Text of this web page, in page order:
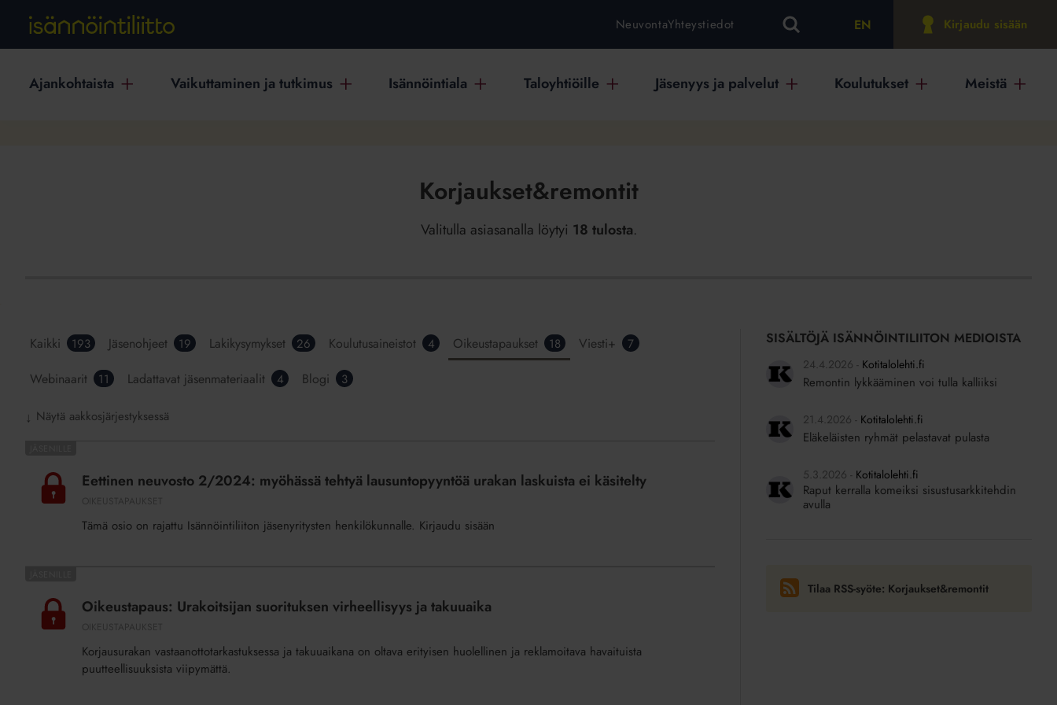
NeuvontaYhteystiedot EN Kirjaudu sisään
Ajankohtaista Vaikuttaminen ja tutkimus Isännöintiala Taloyhtiöille Jäsenyys ja palvelut Koulutukset Meistä
Korjaukset&remontit
Valitulla asiasanalla löytyi 18 tulosta.
Kaikki 193 Jäsenohjeet 19 Lakikysymykset 26 Koulutusaineistot 4 Oikeustapaukset 18 Viesti+ 7
Webinaarit 11 Ladattavat jäsenmateriaalit 4 Blogi 3
↓ Näytä aakkosjärjestyksessä
neuvosto
2/2024:
myöhässä
käsitelty
Eettinen neuvosto 2/2024: myöhässä tehtyä lausuntopyyntöä urakan laskuista ei käsitelty
Tämä osio on rajattu Isännöintiliiton jäsenyritysten henkilökunnalle. Kirjaudu sisään
Urakoitsijan
suorituksen
virheellisyys
Oikeustapaus: Urakoitsijan suorituksen virheellisyys ja takuuaika
Korjausurakan vastaanottotarkastuksessa ja takuuaikana on oltava erityisen huolellinen ja reklamoitava havaituista
puutteellisuuksista viipymättä.
SISÄLTÖJÄ ISÄNNÖINTILIITON MEDIOISTA
24.4.2026 Kotitalolehti.fi
Remontin lykkääminen voi tulla kalliiksi
21.4.2026 Kotitalolehti.fi
Eläkeläisten ryhmät pelastavat pulasta
5.3.2026 Kotitalolehti.fi
Raput kerralla komeiksi sisustusarkkitehdin
avulla
Tilaa RSS-syöte: Korjaukset&remontit